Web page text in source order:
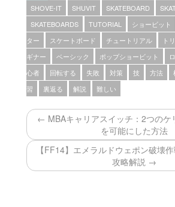
SHOVE-IT
SHUVIT SKATEBOARD
SKATEBOARDS
TUTORIAL ショービット
ター
スケートボード チュートリアル ト
ギナー
ベーシック ポップショービット
心者
回転する 失敗 対策 技 方法
習
裏返る 解説 難しい
← MBAキャリアスイッチ：2つのケ
を可能にした方法
【FF14】エメラルドウェポン破壊作
攻略解説 →